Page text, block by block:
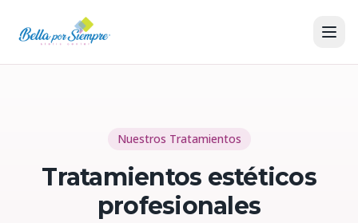
Nuestros Tratamientos
Tratamientos estéticos
profesionales